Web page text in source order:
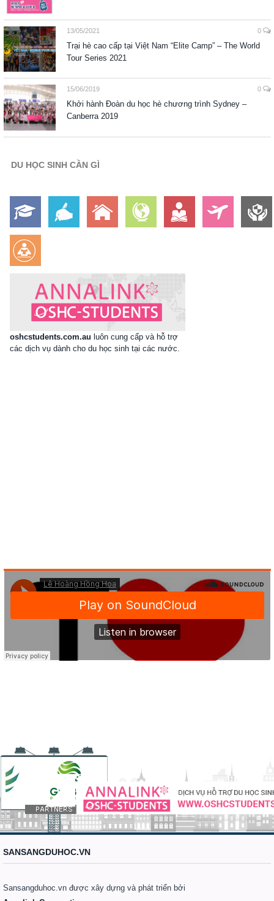
13/05/2021 0
Trại hè cao cấp tại Việt Nam “Elite Camp” – The World
Tour Series 2021
15/06/2019 0
Khởi hành Đoàn du học hè chương trình Sydney –
Canberra 2019
DU HỌC SINH CẦN GÌ
oshcstudents.com.au luôn cung cấp và hỗ trợ
các dịch vụ dành cho du học sinh tại các nước.
SANSANGDUHOC.VN
Sansangduhoc.vn được xây dựng và phát triển bởi